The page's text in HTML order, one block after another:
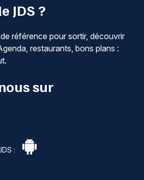
JDS ?
référence pour sortir, découvrir
restaurants, bons plans :
sur
: